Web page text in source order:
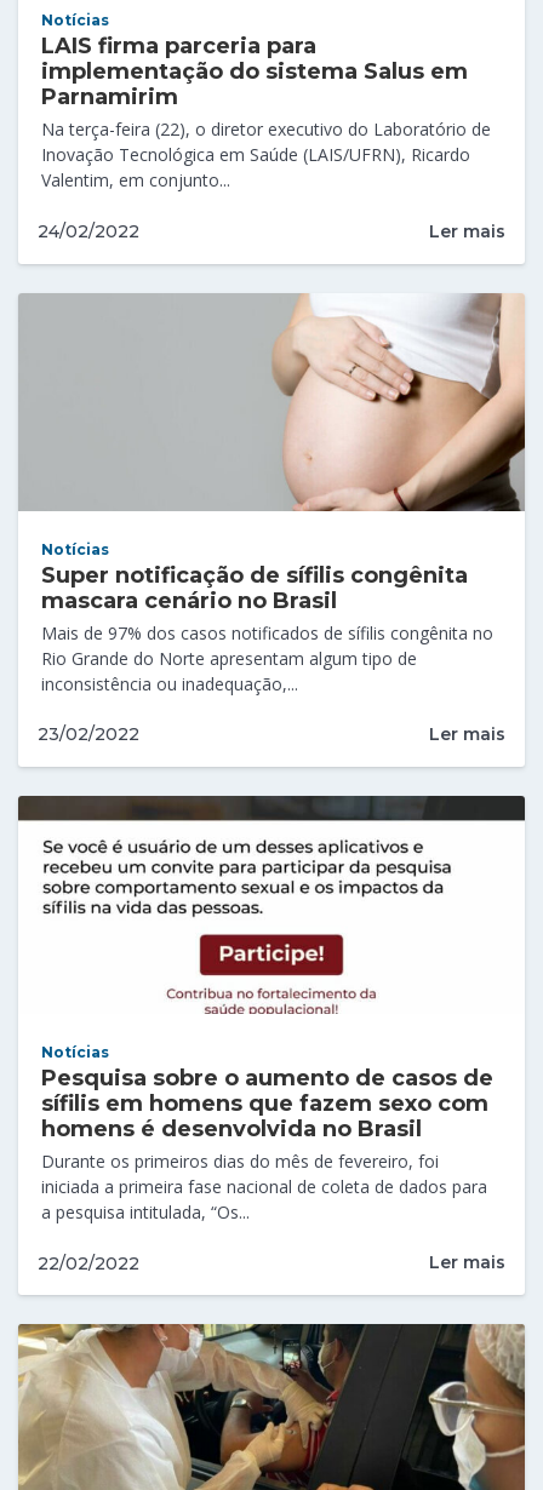
Notícias
LAIS firma parceria para
implementação do sistema Salus em
Parnamirim
Na terça-feira (22), o diretor executivo do Laboratório de
Inovação Tecnológica em Saúde (LAIS/UFRN), Ricardo
Valentim, em conjunto...
24/02/2022 Ler mais
Notícias
Super notificação de sífilis congênita
mascara cenário no Brasil
Mais de 97% dos casos notificados de sífilis congênita no
Rio Grande do Norte apresentam algum tipo de
inconsistência ou inadequação,...
23/02/2022 Ler mais
Notícias
Pesquisa sobre o aumento de casos de
sífilis em homens que fazem sexo com
homens é desenvolvida no Brasil
Durante os primeiros dias do mês de fevereiro, foi
iniciada a primeira fase nacional de coleta de dados para
a pesquisa intitulada, “Os...
22/02/2022 Ler mais